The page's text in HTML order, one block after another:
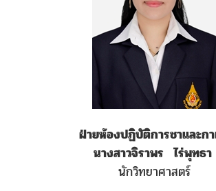
ฝ่ายห้องปฏิบัติการชาและก
นางสาวจิราพร ไร่พุทธา
นักวิทยาศาสตร์